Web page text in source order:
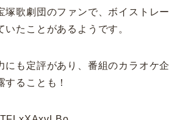
塚歌劇団のファンで、ボイストレー
いたことがあるようです。
にも定評があり、番組のカラオケ企
ることも！